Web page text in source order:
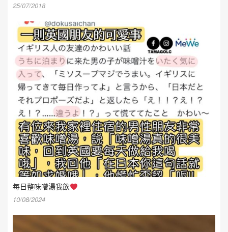
25/07/2018
每日整味噌湯我飲
10/08/2024